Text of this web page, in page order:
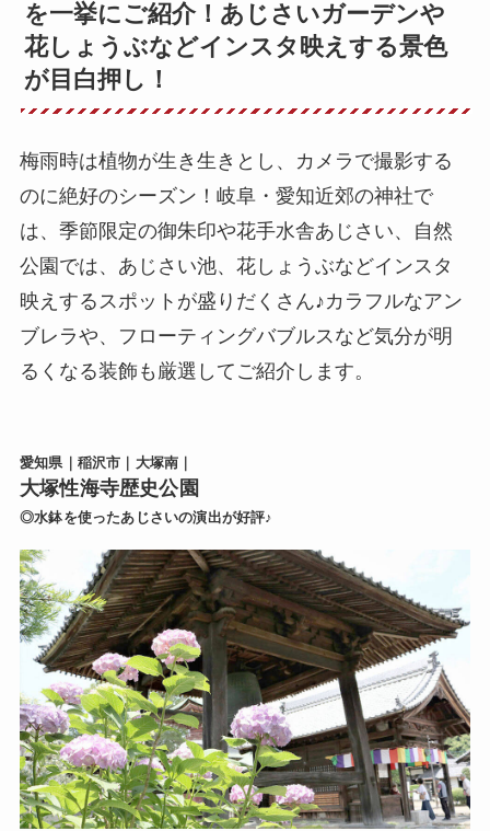
を一挙にご紹介！あじさいガーデンや
花しょうぶなどインスタ映えする景色
が目白押し！
梅雨時は植物が生き生きとし、カメラで撮影する
のに絶好のシーズン！岐阜・愛知近郊の神社で
は、季節限定の御朱印や花手水舎あじさい、自然
公園では、あじさい池、花しょうぶなどインスタ
映えするスポットが盛りだくさん♪カラフルなアン
ブレラや、フローティングバブルスなど気分が明
るくなる装飾も厳選してご紹介します。
愛知県｜稲沢市｜大塚南｜
大塚性海寺歴史公園
◎水鉢を使ったあじさいの演出が好評♪